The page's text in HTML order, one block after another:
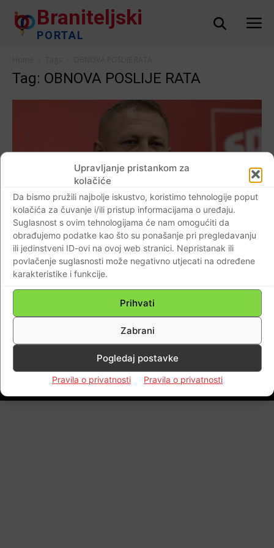
Upravljanje pristankom za
kolačiće
Da bismo pružili najbolje iskustvo, koristimo tehnologije poput
kolačića za čuvanje i/ili pristup informacijama o uređaju.
Suglasnost s ovim tehnologijama će nam omogućiti da
obrađujemo podatke kao što su ponašanje pri pregledavanju
ili jedinstveni ID-ovi na ovoj web stranici. Nepristanak ili
povlačenje suglasnosti može negativno utjecati na određene
karakteristike i funkcije.
Prihvati
Zabrani
Pogledaj postavke
Pravila o privatnosti Pravila o privatnosti
Braniteljski
PORTAL
Tag: OBNOVA POSLIJE RATA
AKTUALNO
VIDEO Javio se i Krešo Beljak: “Još su veći
zločinci oni koji su krali na obnovi od onih
koji su u ratu rušili”. Komentirao krizni
stožer i Tomu Medveda.
Kontaktirajte nas Pravila o privatnosti
© Newspaper WordPress Theme by TagDiv